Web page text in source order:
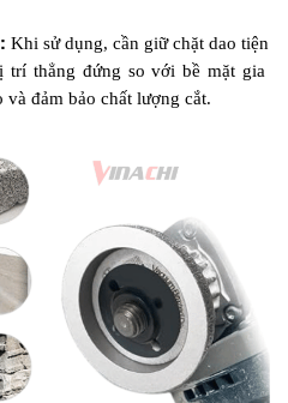
Khi sử dụng, cần giữ chặt dao tiện
trí thẳng đứng so với bề mặt gia
đảm bảo chất lượng cắt.